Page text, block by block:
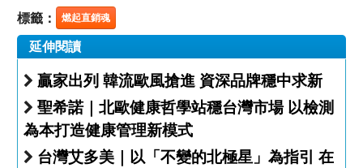
標籤： 燃起直銷魂
延伸閱讀
贏家出列 韓流歐風搶進 資深品牌穩中求新
聖希諾｜北歐健康哲學站穩台灣市場 以檢測
為本打造健康管理新模式
台灣艾多美｜以「不變的北極星」為指引 在